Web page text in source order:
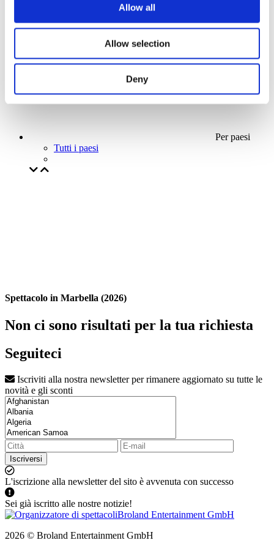
Allow all
Allow selection
Deny
La nostra offerta speciale
Applicare
Per paesi
Tutti i paesi
Spettacolo in Marbella (2026)
Non ci sono risultati per la tua richiesta
Seguiteci
Iscriviti alla nostra newsletter per rimanere aggiornato su tutte le
novità e gli sconti
Iscriversi
L'iscrizione alla newsletter del sito è avvenuta con successo
Sei già iscritto alle nostre notizie!
2026 © Broland Entertainment GmbH